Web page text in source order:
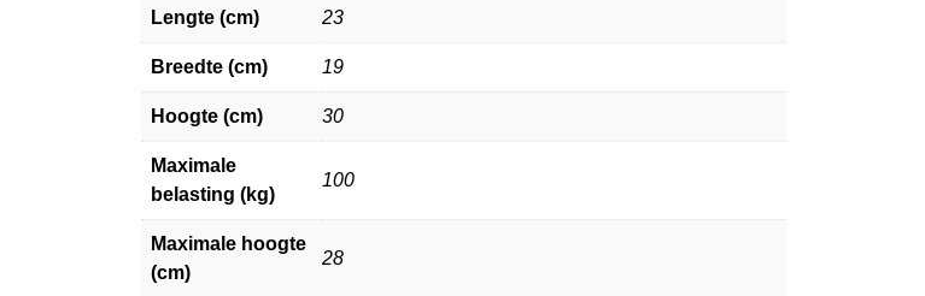
Lengte (cm) 23
Breedte (cm) 19
Hoogte (cm) 30
Maximale
belasting (kg)
100
Maximale hoogte
(cm)
28